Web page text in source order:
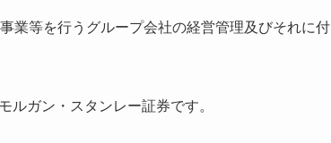
業等を行うグループ会社の経営管理及びそれに付
ルガン・スタンレー証券です。